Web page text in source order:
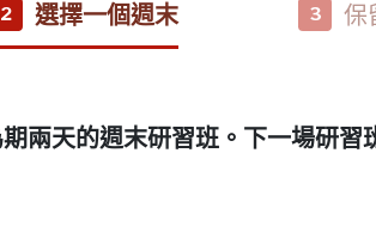
2 選擇一個週末 3 保
兩天的週末研習班。下一場研習